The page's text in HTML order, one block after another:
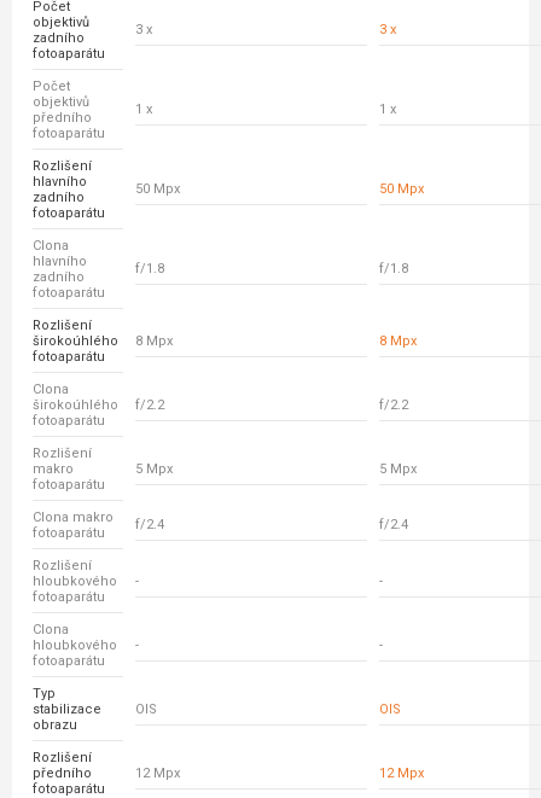
Počet
objektivů
zadního
fotoaparátu
3 x 3 x
Počet
objektivů
předního
fotoaparátu
1 x 1 x
Rozlišení
hlavního
zadního
fotoaparátu
50 Mpx 50 Mpx
Clona
hlavního
zadního
fotoaparátu
f/1.8 f/1.8
Rozlišení
širokoúhlého
fotoaparátu
8 Mpx 8 Mpx
Clona
širokoúhlého
fotoaparátu
f/2.2 f/2.2
Rozlišení
makro
fotoaparátu
5 Mpx 5 Mpx
Clona makro
fotoaparátu
f/2.4 f/2.4
Rozlišení
hloubkového
fotoaparátu
- -
Clona
hloubkového
fotoaparátu
- -
Typ
stabilizace
obrazu
OIS OIS
Rozlišení
předního
fotoaparátu
12 Mpx 12 Mpx